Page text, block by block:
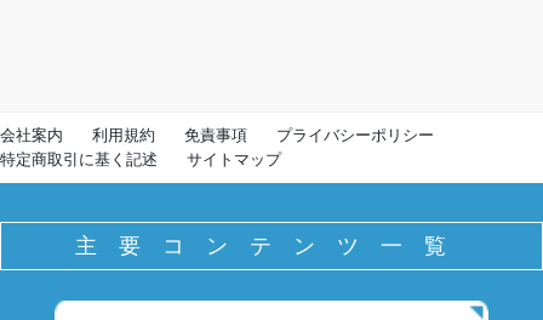
会社案内 利用規約 免責事項
プライバシーポリシー
特定商取引に基く記述
サイトマップ
主要コンテンツ一覧